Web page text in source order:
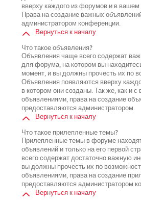
вверху каждого из форумов и в
Права на создание важных
администратором конференции.
Вернуться к началу
Что такое объявления?
Объявления чаще всего содержат
для форума, на котором вы
момент, и вы должны прочесть их по
Объявления появляются вверху
в котором они созданы. Так же, как и
объявлениями, права на создание
предоставляются администратором.
Вернуться к началу
Что такое прилепленные темы?
Прилепленные темы в форуме
объявлений и только на его первой
всего содержат достаточно важную
вы должны прочесть их по
объявлениями, права на создание
предоставляются администратором
Вернуться к началу